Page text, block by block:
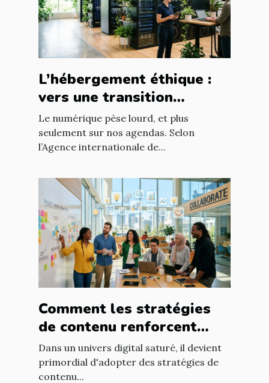
L’hébergement éthique :
vers une transition
digitale responsable
Le numérique pèse lourd, et plus
seulement sur nos agendas. Selon
l’Agence internationale de...
Comment les stratégies
de contenu renforcent
l'engagement client ?
Dans un univers digital saturé, il devient
primordial d'adopter des stratégies de
contenu...